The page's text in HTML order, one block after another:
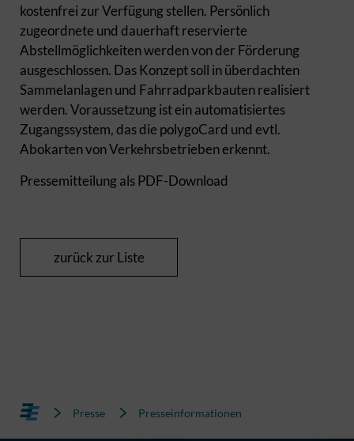
kostenfrei zur Verfügung stellen. Persönlich
zugeordnete und dauerhaft reservierte
Abstellmöglichkeiten werden von der Förderung
ausgeschlossen. Das Konzept soll in überdachten
Sammelanlagen und Fahrradparkbauten realisiert
werden. Voraussetzung ist ein automatisiertes
Zugangssystem, das die polygoCard und evtl.
Abokarten von Verkehrsbetrieben erkennt.
Pressemitteilung als PDF-Download
zurück zur Liste
Presse Presseinformationen